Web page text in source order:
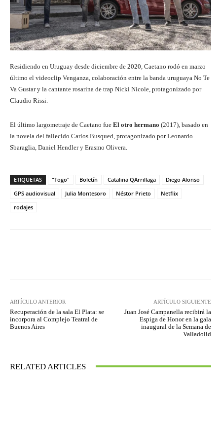
Residiendo en Uruguay desde diciembre de 2020, Caetano rodó en marzo
último el videoclip Venganza, colaboración entre la banda uruguaya No Te
Va Gustar y la cantante rosarina de trap Nicki Nicole, protagonizado por
Claudio Rissi.
El último largometraje de Caetano fue El otro hermano (2017), basado en
la novela del fallecido Carlos Busqued, protagonizado por Leonardo
Sbaraglia, Daniel Hendler y Erasmo Olivera.
ETIQUETAS "Togo" Boletín Catalina QArrillaga
Diego Alonso
GPS audiovisual
Julia Montesoro Néstor Prieto
Netflix
rodajes
ARTÍCULO ANTERIOR
Recuperación de la sala El Plata: se
incorpora al Complejo Teatral de
Buenos Aires
ARTÍCULO SIGUIENTE
Juan José Campanella recibirá la
Espiga de Honor en la gala
inaugural de la Semana de
Valladolid
RELATED ARTICLES